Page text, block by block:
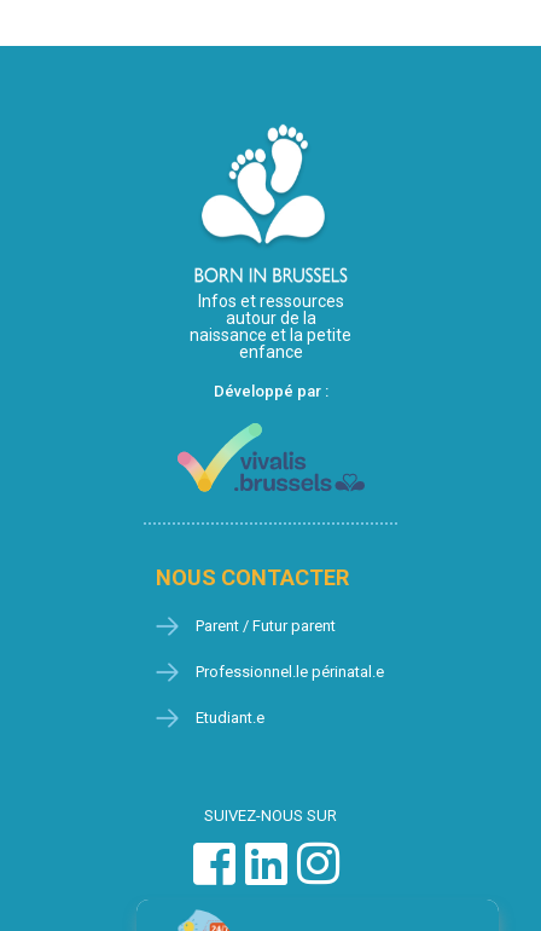
Infos et ressources
autour de la
naissance et la petite
enfance
Développé par :
NOUS CONTACTER
Parent / Futur parent
Professionnel.le périnatal.e
Etudiant.e
SUIVEZ-NOUS SUR